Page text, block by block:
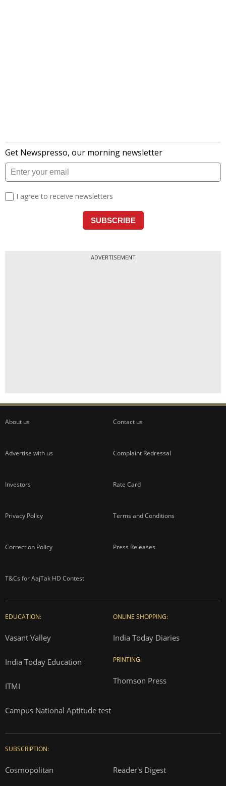
ADVERTISEMENT
About us Contact us
Advertise with us Complaint Redressal
Investors Rate Card
Privacy Policy Terms and Conditions
Correction Policy Press Releases
T&Cs for AajTak HD Contest
EDUCATION:
Vasant Valley
India Today Education
ITMI
Campus National Aptitude test
ONLINE SHOPPING:
India Today Diaries
PRINTING:
Thomson Press
SUBSCRIPTION:
Cosmopolitan Reader's Digest